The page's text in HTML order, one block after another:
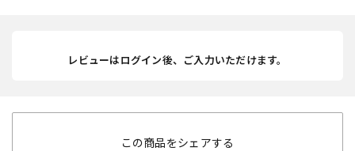
レビューはログイン後、ご入力いただけます。
この商品をシェアする